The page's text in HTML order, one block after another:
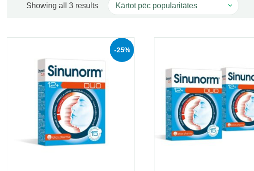
Showing all 3 resultsSorted by popularity
-25%